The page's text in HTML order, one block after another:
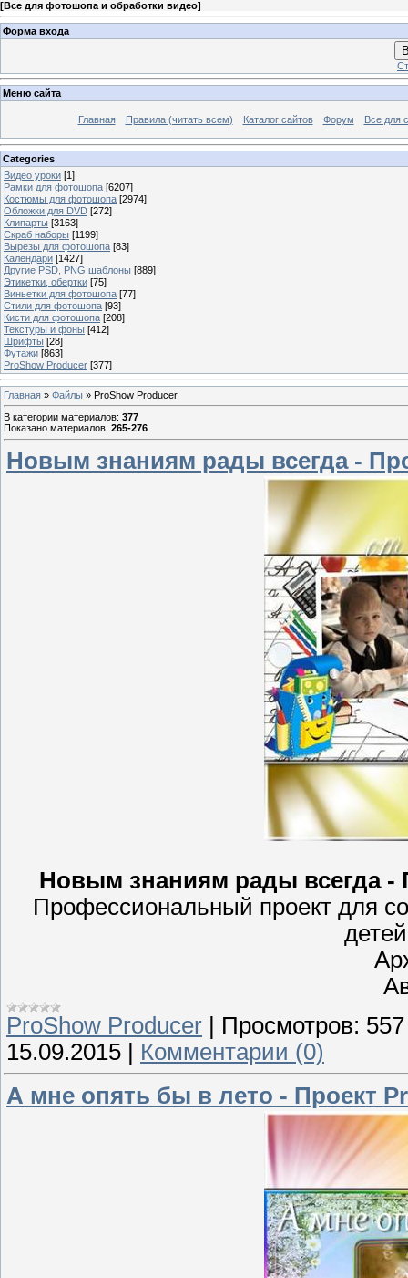
[Все для фотошопа и обработки видео]
Форма входа
Меню сайта
Главная Правила (читать всем) Каталог сайтов Форум Все для
Categories
Видео уроки [1]
Рамки для фотошопа [6207]
Костюмы для фотошопа [2974]
Обложки для DVD [272]
Клипарты [3163]
Скраб наборы [1199]
Вырезы для фотошопа [83]
Календари [1427]
Другие PSD, PNG шаблоны [889]
Этикетки, обертки [75]
Виньетки для фотошопа [77]
Стили для фотошопа [93]
Кисти для фотошопа [208]
Текстуры и фоны [412]
Шрифты [28]
Футажи [863]
ProShow Producer [377]
Главная » Файлы » ProShow Producer
В категории материалов: 377
Показано материалов: 265-276
Новым знаниям рады всегда -
Новым знаниям рады всегда -
Профессиональный проект для
ProShow Producer
Просмотров: 557
15.09.2015
Комментарии (0)
А мне опять бы в лето - Проект